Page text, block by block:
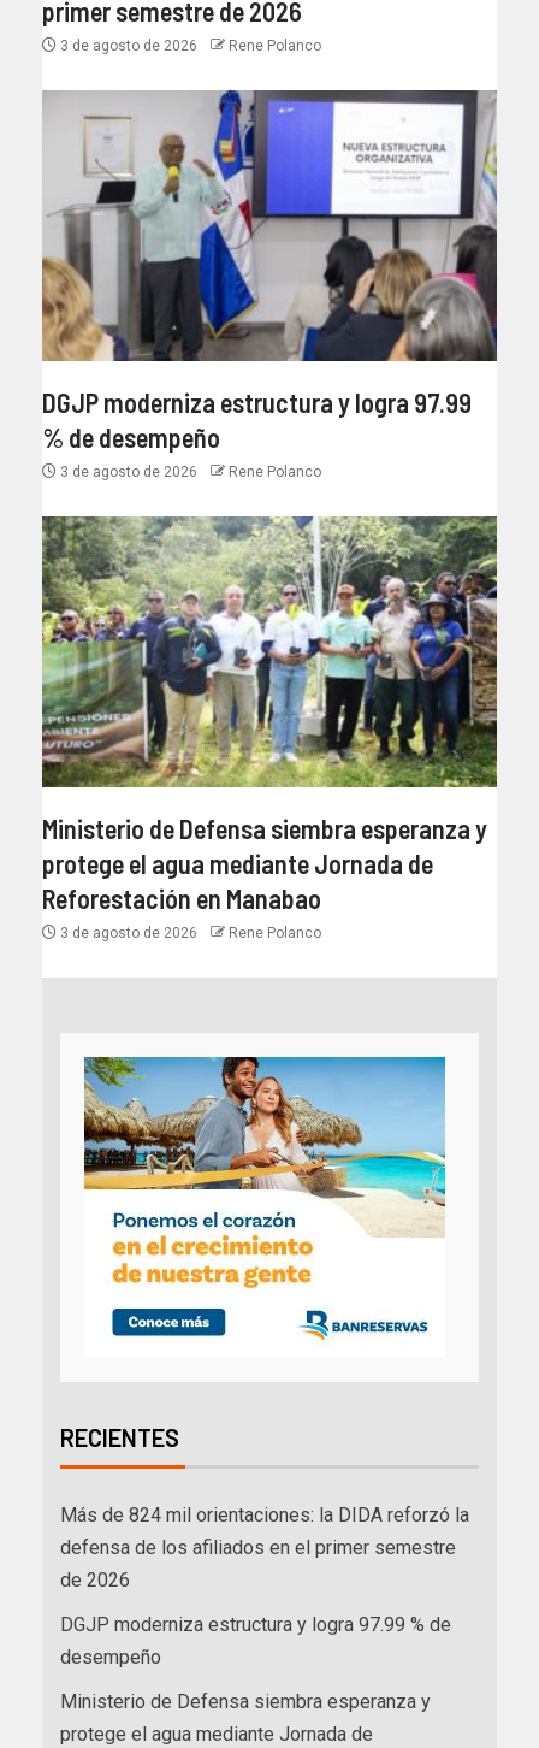
primer semestre de 2026
3 de agosto de 2026 Rene Polanco
DGJP moderniza estructura y logra 97.99
% de desempeño
3 de agosto de 2026 Rene Polanco
Ministerio de Defensa siembra esperanza y
protege el agua mediante Jornada de
Reforestación en Manabao
3 de agosto de 2026 Rene Polanco
RECIENTES
Más de 824 mil orientaciones: la DIDA reforzó la
defensa de los afiliados en el primer semestre
de 2026
DGJP moderniza estructura y logra 97.99 % de
desempeño
Ministerio de Defensa siembra esperanza y
protege el agua mediante Jornada de